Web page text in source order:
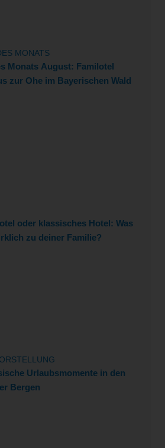
MONATS
Monats August: Familotel
zur Ohe im Bayerischen Wald
oder klassisches Hotel: Was
zu deiner Familie?
Urlaubsmomente in den
Bergen